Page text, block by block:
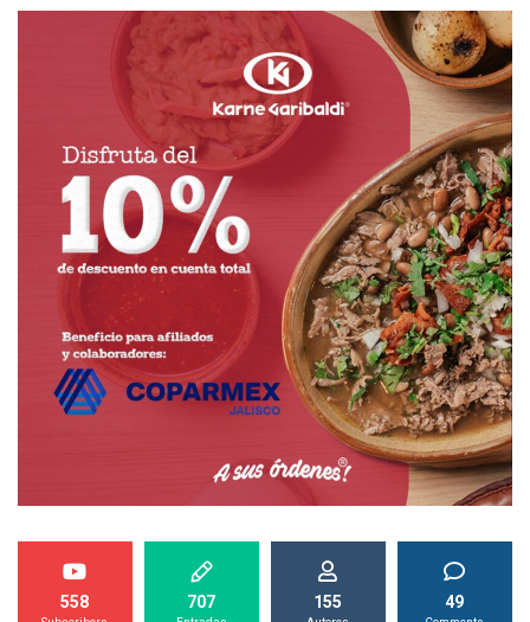
558 707 155 49